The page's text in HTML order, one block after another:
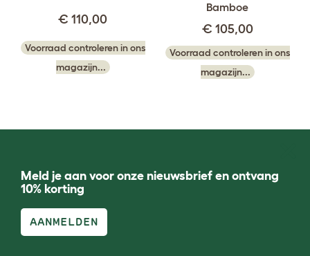
€ 110,00
Voorraad controleren in ons
magazijn...
Bamboe
€ 105,00
Voorraad controleren in ons
magazijn...
Meld je aan voor onze nieuwsbrief en ontvang
10% korting
AANMELDEN